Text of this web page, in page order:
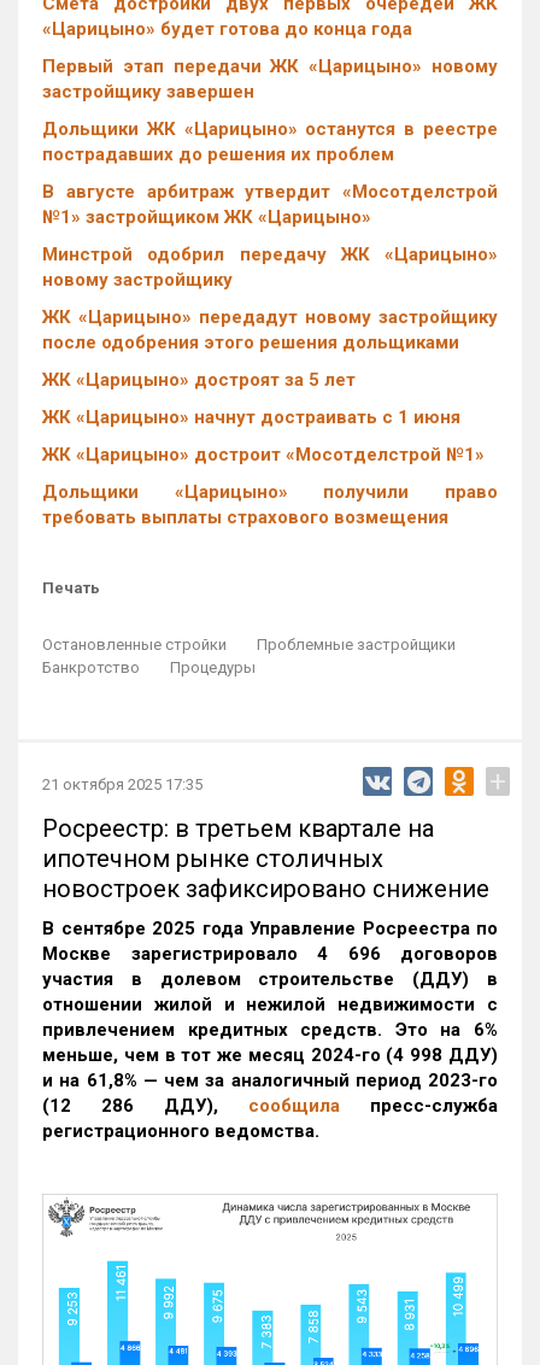
«Царицыно» будет готова до конца года
Первый этап передачи ЖК «Царицыно» новому
застройщику завершен
Дольщики ЖК «Царицыно» останутся в реестре
пострадавших до решения их проблем
В августе арбитраж утвердит «Мосотделстрой
№1» застройщиком ЖК «Царицыно»
Минстрой одобрил передачу ЖК «Царицыно»
новому застройщику
ЖК «Царицыно» передадут новому застройщику
после одобрения этого решения дольщиками
ЖК «Царицыно» достроят за 5 лет
ЖК «Царицыно» начнут достраивать с 1 июня
ЖК «Царицыно» достроит «Мосотделстрой №1»
Дольщики «Царицыно» получили право
требовать выплаты страхового возмещения
Печать
Остановленные стройки
Проблемные застройщики
Банкротство
Процедуры
21 октября 2025 17:35 +
Росреестр: в третьем квартале на
ипотечном рынке столичных
новостроек зафиксировано снижение
В сентябре 2025 года Управление Росреестра по
Москве зарегистрировало 4 696 договоров
участия в долевом строительстве (ДДУ) в
отношении жилой и нежилой недвижимости с
привлечением кредитных средств. Это на 6%
меньше, чем в тот же месяц 2024-го (4 998 ДДУ)
и на 61,8% — чем за аналогичный период 2023-го
(12 286 ДДУ), сообщила пресс-служба
регистрационного ведомства.